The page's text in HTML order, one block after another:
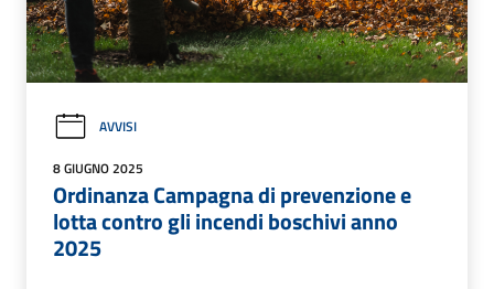
AVVISI
8 GIUGNO 2025
Ordinanza Campagna di prevenzione e
lotta contro gli incendi boschivi anno
2025